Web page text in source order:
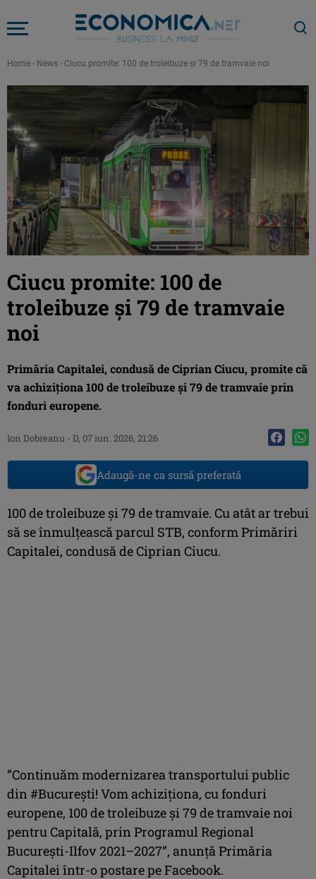
Home - News - Ciucu promite: 100 de troleibuze și 79 de tramvaie noi
Ciucu promite: 100 de
troleibuze și 79 de tramvaie
noi
Primăria Capitalei, condusă de Ciprian Ciucu, promite că
va achiziționa 100 de troleibuze și 79 de tramvaie prin
fonduri europene.
Ion Dobreanu - D, 07 iun. 2026, 21:26
Adaugă-ne ca sursă preferată
100 de troleibuze și 79 de tramvaie. Cu atât ar trebui
să se înmulțească parcul STB, conform Primăriri
Capitalei, condusă de Ciprian Ciucu.
”Continuăm modernizarea transportului public
din #Bucureşti! Vom achiziţiona, cu fonduri
europene, 100 de troleibuze şi 79 de tramvaie noi
pentru Capitală, prin Programul Regional
Bucureşti-Ilfov 2021–2027”, anunţă Primăria
Capitalei într-o postare pe Facebook.